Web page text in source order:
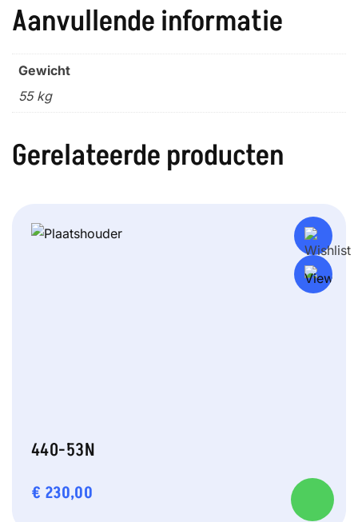
Aanvullende informatie
Gewicht
55 kg
Gerelateerde producten
440-53N
€ 230,00